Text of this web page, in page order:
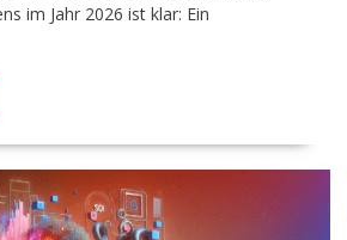
im Jahr 2026 ist klar: Ein